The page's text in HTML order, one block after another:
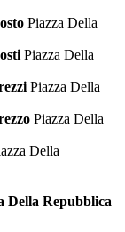
Piazza Della
Piazza Della
Piazza Della
Piazza Della
Della
Della Repubblica